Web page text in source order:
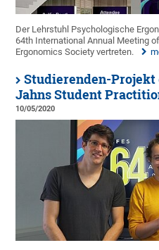
Der Lehrstuhl Psychologische
64th International Annual Meeting
Ergonomics Society vertreten.
Studierenden-Projekt
Jahns Student
10/05/2020